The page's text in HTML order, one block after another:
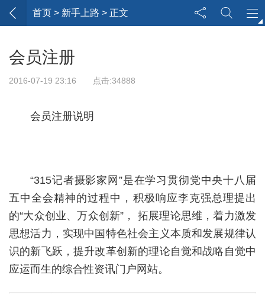
首页 > 新手上路 > 正文
会员注册
2016-07-19 23:16 点击:34888
会员注册说明
“315记者摄影家网”是在学习贯彻党中央十八届
五中全会精神的过程中，积极响应李克强总理提出
的“大众创业、万众创新”， 拓展理论思维，着力激发
思想活力，实现中国特色社会主义本质和发展规律认
识的新飞跃，提升改革创新的理论自觉和战略自觉中
应运而生的综合性资讯门户网站。